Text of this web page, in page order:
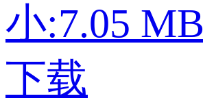
小:7.05 MB
下载